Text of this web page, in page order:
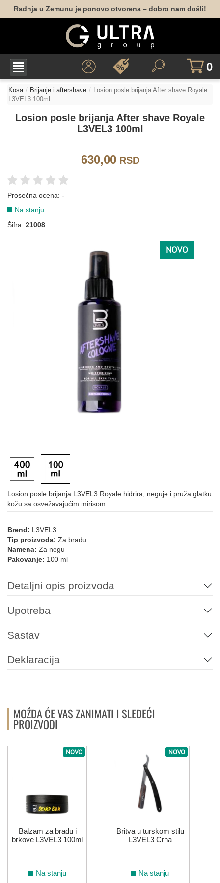
Radnja u Zemunu je ponovo otvorena – dobro nam došli!
0
Kosa Brijanje i aftershave
Losion posle brijanja After shave Royale
L3VEL3 100ml
Losion posle brijanja After shave Royale
L3VEL3 100ml
630,00RSD
Prosečna ocena: -
Na stanju
Šifra: 21008
NOVO
Losion posle brijanja L3VEL3 Royale hidrira, neguje i pruža glatku
kožu sa osvežavajućim mirisom.
Brend: L3VEL3
Tip proizvoda: Za bradu
Namena: Za negu
Pakovanje: 100 ml
Detaljni opis proizvoda
Upotreba
Sastav
Deklaracija
MOŽDA ĆE VAS ZANIMATI I SLEDEĆI
PROIZVODI
NOVO
Balzam za bradu i
brkove L3VEL3 100ml
Na stanju
NOVO
Britva u turskom stilu
L3VEL3 Crna
Na stanju